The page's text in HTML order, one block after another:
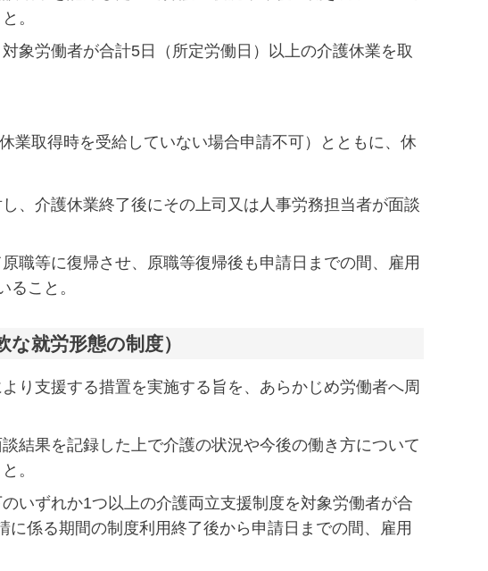
。
象労働者が合計5日（所定労働日）以上の介護休業を取
取得時を受給していない場合申請不可）とともに、休
、介護休業終了後にその上司又は人事労務担当者が面談
職等に復帰させ、原職等復帰後も申請日までの間、雇用
こと。
就労形態の制度）
り支援する措置を実施する旨を、あらかじめ労働者へ周
結果を記録した上で介護の状況や今後の働き方について
。
いずれか1つ以上の介護両立支援制度を対象労働者が合
係る期間の制度利用終了後から申請日までの間、雇用